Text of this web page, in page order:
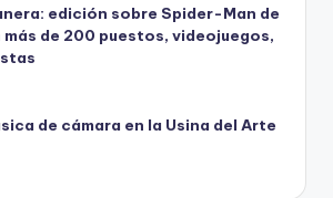
edición sobre Spider-Man de
más de 200 puestos, videojuegos,
de cámara en la Usina del Arte